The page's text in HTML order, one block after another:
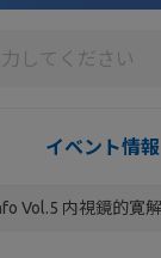
イベント情報
Vol.5 内視鏡的寛